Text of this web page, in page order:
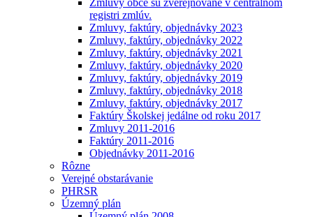
Zmluvy obce sú zverejňované v centrálnom
registri zmlúv.
Zmluvy, faktúry, objednávky 2023
Zmluvy, faktúry, objednávky 2022
Zmluvy, faktúry, objednávky 2021
Zmluvy, faktúry, objednávky 2020
Zmluvy, faktúry, objednávky 2019
Zmluvy, faktúry, objednávky 2018
Zmluvy, faktúry, objednávky 2017
Faktúry Školskej jedálne od roku 2017
Zmluvy 2011-2016
Faktúry 2011-2016
Objednávky 2011-2016
Rôzne
Verejné obstarávanie
PHRSR
Územný plán